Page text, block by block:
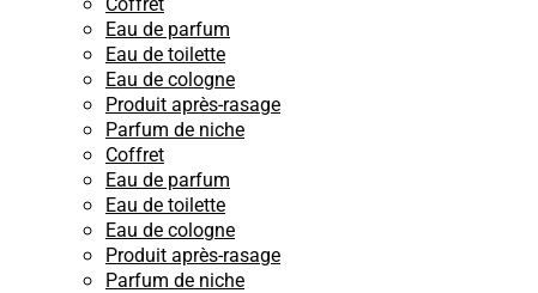
Eau de parfum
Eau de toilette
Eau de cologne
Produit après-rasage
Parfum de niche
Coffret
Eau de parfum
Eau de toilette
Eau de cologne
Produit après-rasage
Parfum de niche